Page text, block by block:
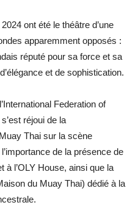
ont été le théâtre d’une
apparemment opposés :
réputé pour sa force et sa
et de sophistication.
Federation of
réjoui de la
Thai sur la scène
de la présence de
à l’OLY House, ainsi que la
du Muay Thai) dédié à la